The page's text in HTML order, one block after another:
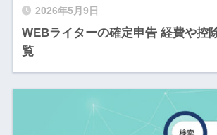
2026年5月9日
WEBライターの確定申告 経費や控
覧